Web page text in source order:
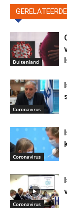
Buitenland
Coronavirus
Coronavirus
Coronavirus